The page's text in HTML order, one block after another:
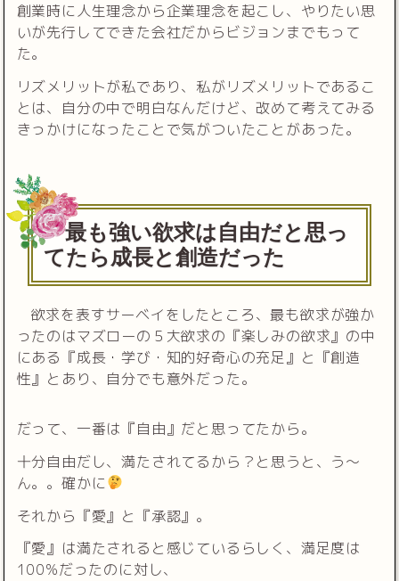
創業時に人生理念から企業理念を起こし、やりたい思
いが先行してできた会社だからビジョンまでもって
た。
リズメリットが私であり、私がリズメリットであるこ
とは、自分の中で明白なんだけど、改めて考えてみる
きっかけになったことで気がついたことがあった。
最も強い欲求は自由だと思っ
てたら成長と創造だった
欲求を表すサーベイをしたところ、最も欲求が強か
ったのはマズローの５大欲求の『楽しみの欲求』の中
にある『成長・学び・知的好奇心の充足』と『創造
性』とあり、自分でも意外だった。
だって、一番は『自由』だと思ってたから。
十分自由だし、満たされてるから？と思うと、う〜
ん。。確かに
それから『愛』と『承認』。
『愛』は満たされると感じているらしく、満足度は
100%だったのに対し、